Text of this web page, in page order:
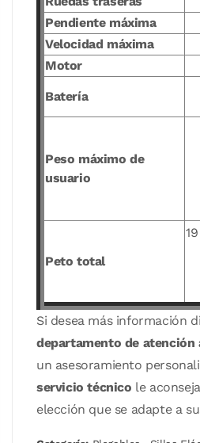
Pendiente máxima
Velocidad máxima
Motor
Batería
Peso máximo de
usuario
Peto total
Si desea más información
departamento de atención
un asesoramiento
servicio técnico le
elección que se adapte a